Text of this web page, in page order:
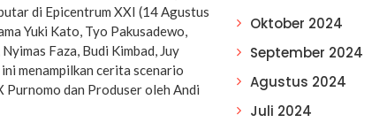
di Epicentrum XXI (14 Agustus
Yuki Kato, Tyo Pakusadewo,
Faza, Budi Kimbad, Juy
menampilkan cerita scenario
dan Produser oleh Andi
Oktober 2024
September 2024
Agustus 2024
Juli 2024